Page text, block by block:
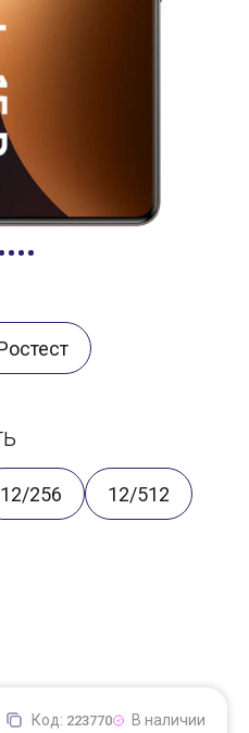
12/256 12/512
Код: 223770 В наличии